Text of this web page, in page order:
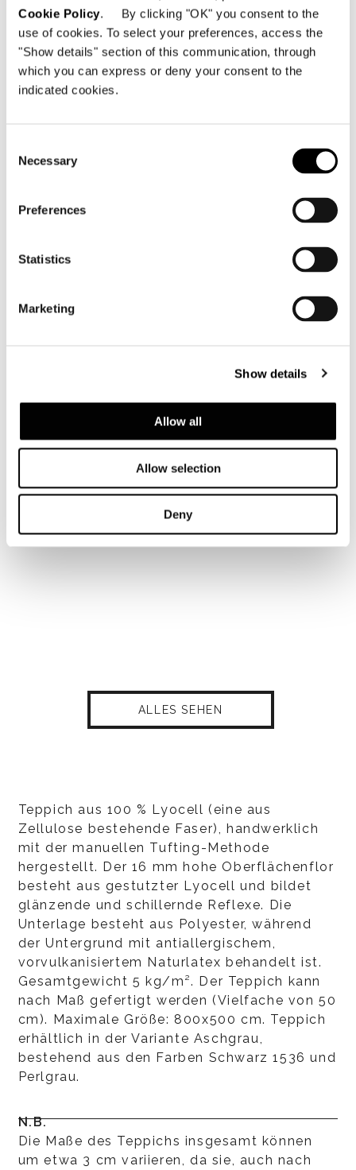
Cookie Policy. By clicking "OK" you consent to the
use of cookies. To select your preferences, access the
"Show details" section of this communication, through
which you can express or deny your consent to the
indicated cookies.
Selection
Necessary
Preferences
Statistics
Marketing
Show details
Allow all
Allow selection
Deny
ALLES SEHEN
Teppich aus 100 % Lyocell (eine aus
Zellulose bestehende Faser), handwerklich
mit der manuellen Tufting-Methode
hergestellt. Der 16 mm hohe Oberflächenflor
besteht aus gestutzter Lyocell und bildet
glänzende und schillernde Reflexe. Die
Unterlage besteht aus Polyester, während
der Untergrund mit antiallergischem,
vorvulkanisiertem Naturlatex behandelt ist.
Gesamtgewicht 5 kg/m². Der Teppich kann
nach Maß gefertigt werden (Vielfache von 50
cm). Maximale Größe: 800x500 cm. Teppich
erhältlich in der Variante Aschgrau,
bestehend aus den Farben Schwarz 1536 und
Perlgrau.
N.B.
Die Maße des Teppichs insgesamt können
um etwa 3 cm variieren, da sie, auch nach